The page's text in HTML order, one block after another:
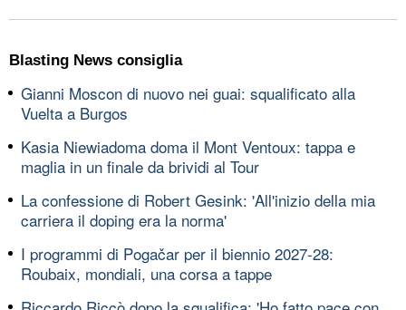
Blasting News consiglia
Gianni Moscon di nuovo nei guai: squalificato alla
Vuelta a Burgos
Kasia Niewiadoma doma il Mont Ventoux: tappa e
maglia in un finale da brividi al Tour
La confessione di Robert Gesink: 'All'inizio della mia
carriera il doping era la norma'
I programmi di Pogačar per il biennio 2027-28:
Roubaix, mondiali, una corsa a tappe